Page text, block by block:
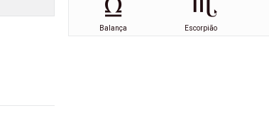
Balança Escorpião